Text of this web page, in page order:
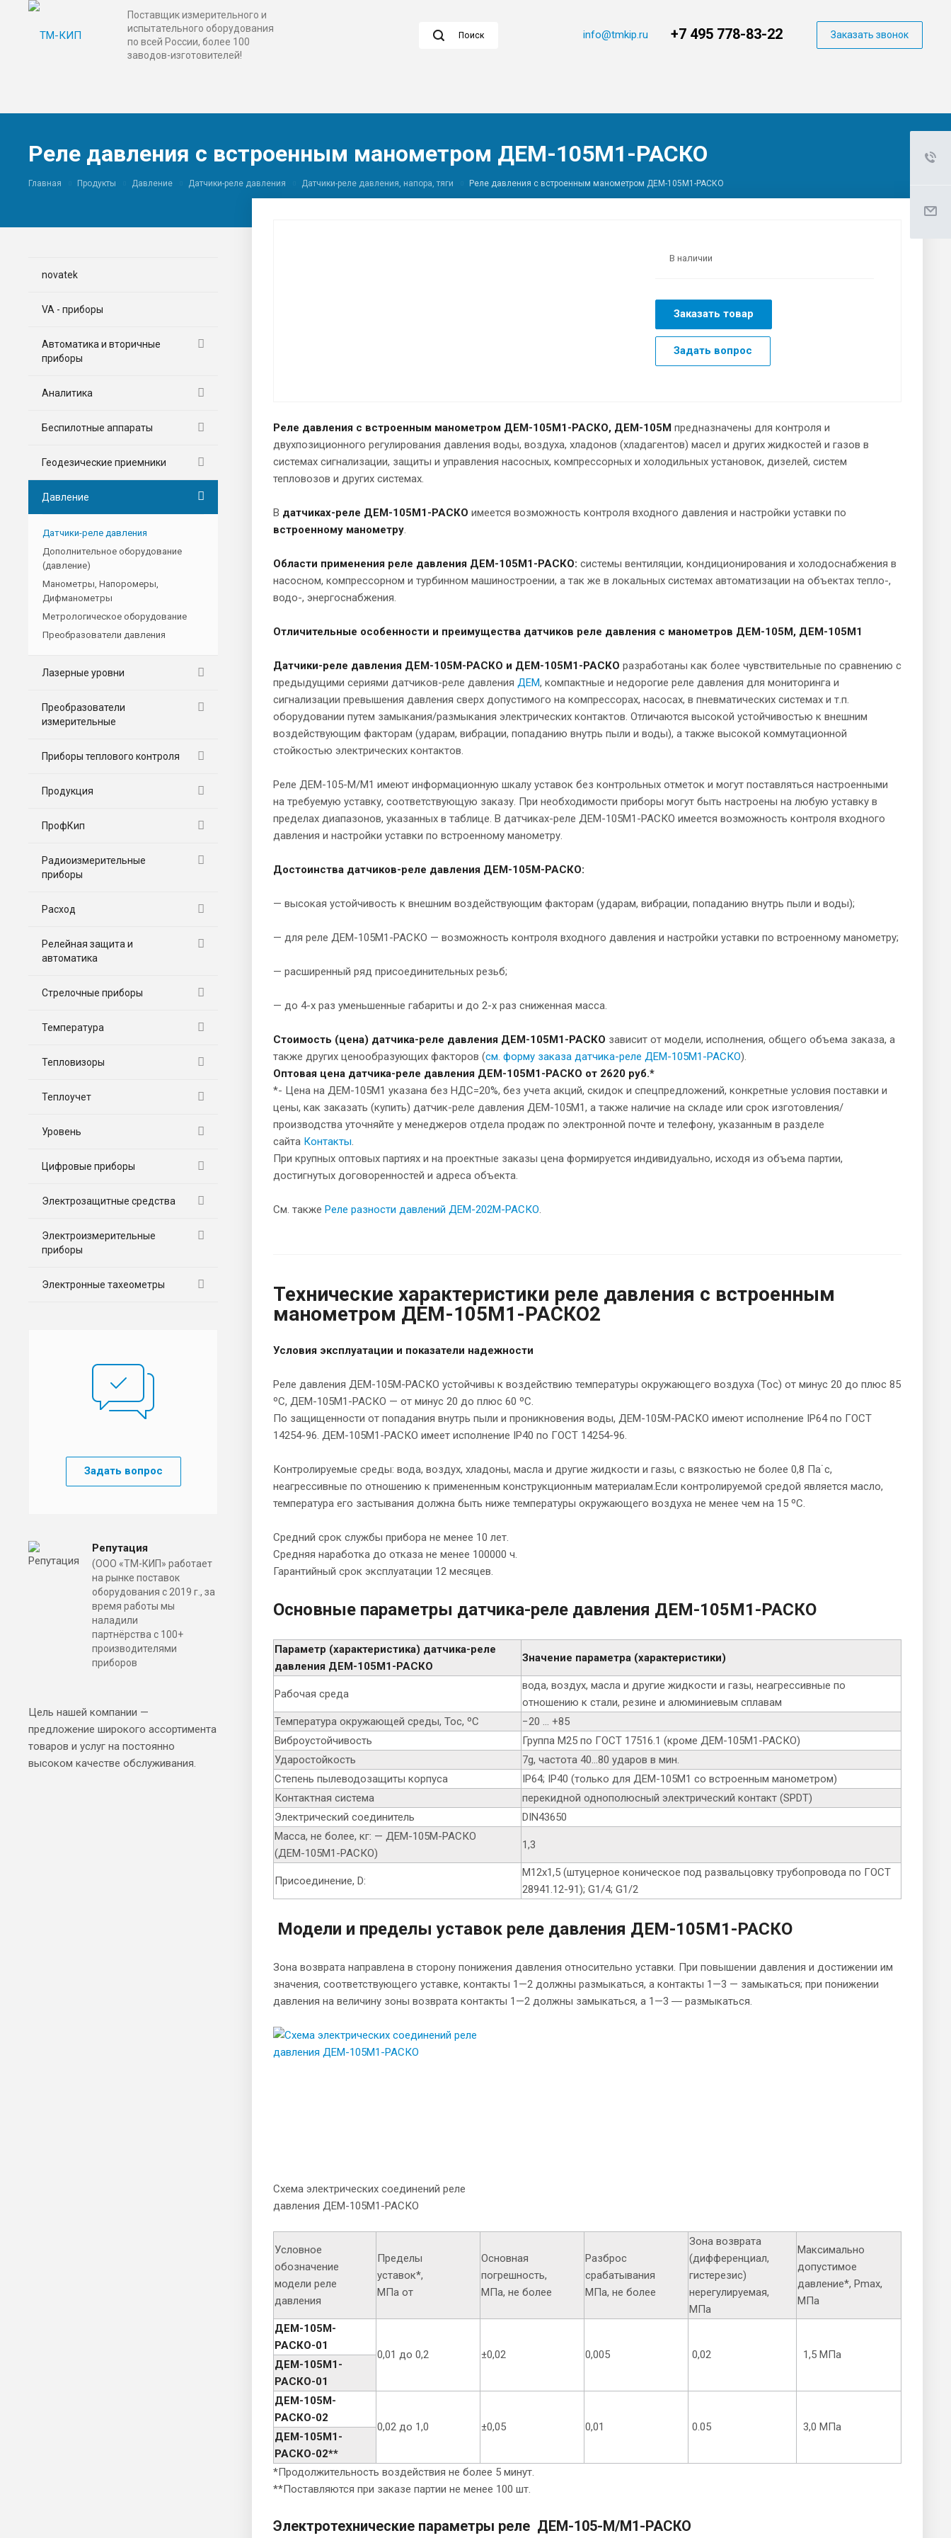
Поставщик измерительного и
испытательного оборудования
по всей России, более 100
заводов-изготовителей!
info@tmkip.ru +7 495 778-83-22 Заказать звонок
Поиск
Реле давления с встроенным манометром ДЕМ-105М1-РАСКО
Главная Продукты Давление Датчики-реле давления Датчики-реле давления, напора, тяги Реле давления с встроенным манометром ДЕМ-105М1-РАСКО
В наличии
Заказать товар
Задать вопрос
Реле давления с встроенным манометром ДЕМ-105М1-РАСКО, ДЕМ-105М предназначены для контроля и
двухпозиционного регулирования давления воды, воздуха, хладонов (хладагентов) масел и других жидкостей и газов в
системах сигнализации, защиты и управления насосных, компрессорных и холодильных установок, дизелей, систем
тепловозов и других системах.
В датчиках-реле ДЕМ-105М1-РАСКО имеется возможность контроля входного давления и настройки уставки по
встроенному манометру.
Области применения реле давления ДЕМ-105М1-РАСКО: системы вентиляции, кондиционирования и холодоснабжения в
насосном, компрессорном и турбинном машиностроении, а так же в локальных системах автоматизации на объектах тепло-,
водо-, энергоснабжения.
Отличительные особенности и преимущества датчиков реле давления с манометров ДЕМ-105М, ДЕМ-105М1
Датчики-реле давления ДЕМ-105М-РАСКО и ДЕМ-105М1-РАСКО разработаны как более чувствительные по сравнению с
предыдущими сериями датчиков-реле давления ДЕМ, компактные и недорогие реле давления для мониторинга и
сигнализации превышения давления сверх допустимого на компрессорах, насосах, в пневматических системах и т.п.
оборудовании путем замыкания/размыкания электрических контактов. Отличаются высокой устойчивостью к внешним
воздействующим факторам (ударам, вибрации, попаданию внутрь пыли и воды), а также высокой коммутационной
стойкостью электрических контактов.
Реле ДЕМ-105-М/М1 имеют информационную шкалу уставок без контрольных отметок и могут поставляться настроенными
на требуемую уставку, соответствующую заказу. При необходимости приборы могут быть настроены на любую уставку в
пределах диапазонов, указанных в таблице. В датчиках-реле ДЕМ-105М1-РАСКО имеется возможность контроля входного
давления и настройки уставки по встроенному манометру.
Достоинства датчиков-реле давления ДЕМ-105М-РАСКО:
— высокая устойчивость к внешним воздействующим факторам (ударам, вибрации, попаданию внутрь пыли и воды);
— для реле ДЕМ-105М1-РАСКО — возможность контроля входного давления и настройки уставки по встроенному манометру;
— расширенный ряд присоединительных резьб;
— до 4-х раз уменьшенные габариты и до 2-х раз сниженная масса.
Стоимость (цена) датчика-реле давления ДЕМ-105М1-РАСКО зависит от модели, исполнения, общего объема заказа, а
также других ценообразующих факторов (см. форму заказа датчика-реле ДЕМ-105М1-РАСКО).
Оптовая цена датчика-реле давления ДЕМ-105М1-РАСКО от 2620 руб.*
*- Цена на ДЕМ-105М1 указана без НДС=20%, без учета акций, скидок и спецпредложений, конкретные условия поставки и
цены, как заказать (купить) датчик-реле давления ДЕМ-105М1, а также наличие на складе или срок изготовления/
производства уточняйте у менеджеров отдела продаж по электронной почте и телефону, указанным в разделе
сайта Контакты.
При крупных оптовых партиях и на проектные заказы цена формируется индивидуально, исходя из объема партии,
достигнутых договоренностей и адреса объекта.
См. также Реле разности давлений ДЕМ-202М-РАСКО.
Технические характеристики реле давления с встроенным
манометром ДЕМ-105М1-РАСКО2
Условия эксплуатации и показатели надежности
Реле давления ДЕМ-105М-РАСКО устойчивы к воздействию температуры окружающего воздуха (Тос) от минус 20 до плюс 85
ºС, ДЕМ-105М1-РАСКО — от минус 20 до плюс 60 ºС.
По защищенности от попадания внутрь пыли и проникновения воды, ДЕМ-105М-РАСКО имеют исполнение IP64 по ГОСТ
14254-96. ДЕМ-105М1-РАСКО имеет исполнение IP40 по ГОСТ 14254-96.
Контролируемые среды: вода, воздух, хладоны, масла и другие жидкости и газы, с вязкостью не более 0,8 Па˙с,
неагрессивные по отношению к примененным конструкционным материалам.Если контролируемой средой является масло,
температура его застывания должна быть ниже температуры окружающего воздуха не менее чем на 15 ºС.
Средний срок службы прибора не менее 10 лет.
Средняя наработка до отказа не менее 100000 ч.
Гарантийный срок эксплуатации 12 месяцев.
Основные параметры датчика-реле давления ДЕМ-105М1-РАСКО
Параметр (характеристика) датчика-реле
давления ДЕМ-105М1-РАСКО
Значение параметра (характеристики)
Рабочая среда
вода, воздух, масла и другие жидкости и газы, неагрессивные по
отношению к стали, резине и алюминиевым сплавам
Температура окружающей среды, Тос, ºС
−20 … +85
Виброустойчивость
Группа М25 по ГОСТ 17516.1 (кроме ДЕМ-105М1-РАСКО)
Ударостойкость
7g, частота 40…80 ударов в мин.
Степень пылеводозащиты корпуса
IP64; IP40 (только для ДЕМ-105М1 со встроенным манометром)
Контактная система
перекидной однополюсный электрический контакт (SPDT)
Электрический соединитель
DIN43650
Масса, не более, кг: — ДЕМ-105М-РАСКО
(ДЕМ-105М1-РАСКО)
1,3
Присоединение, D:
М12х1,5 (штуцерное коническое под развальцовку трубопровода по ГОСТ
28941.12-91); G1/4; G1/2
Модели и пределы уставок реле давления ДЕМ-105М1-РАСКО
Зона возврата направлена в сторону понижения давления относительно уставки. При повышении давления и достижении им
значения, соответствующего уставке, контакты 1—2 должны размыкаться, а контакты 1—3 — замыкаться; при понижении
давления на величину зоны возврата контакты 1—2 должны замыкаться, а 1—3 ― размыкаться.
Схема электрических соединений реле
давления ДЕМ-105М1-РАСКО
Условное
обозначение
модели реле
давления
Пределы
уставок*,
МПа от
Основная
погрешность,
МПа, не более
Разброс
срабатывания
МПа, не более
Зона возврата
(дифференциал,
гистерезис)
нерегулируемая,
МПа
Максимально
допустимое
давление*, Рmax,
МПа
ДЕМ-105М-
РАСКО-01
0,01 до 0,2 ±0,02 0,005 0,02 1,5 МПа
ДЕМ-105М1-
РАСКО-01
ДЕМ-105М-
РАСКО-02
0,02 до 1,0 ±0,05 0,01 0.05 3,0 МПа
ДЕМ-105М1-
РАСКО-02**
*Продолжительность воздействия не более 5 минут.
**Поставляются при заказе партии не менее 100 шт.
Электротехнические параметры реле ДЕМ-105-М/М1-РАСКО
novatek
VA - приборы
Автоматика и вторичные
приборы
Аналитика
Беспилотные аппараты
Геодезические приемники
Давление
Датчики-реле давления
Дополнительное оборудование
(давление)
Манометры, Напоромеры,
Дифманометры
Метрологическое оборудование
Преобразователи давления
Лазерные уровни
Преобразователи
измерительные
Приборы теплового контроля
Продукция
ПрофКип
Радиоизмерительные
приборы
Расход
Релейная защита и
автоматика
Стрелочные приборы
Температура
Тепловизоры
Теплоучет
Уровень
Цифровые приборы
Электрозащитные средства
Электроизмерительные
приборы
Электронные тахеометры
Задать вопрос
Репутация
(ООО «ТМ-КИП» работает
на рынке поставок
оборудования с 2019 г., за
время работы мы
наладили
партнёрства с 100+
производителями
приборов
Цель нашей компании —
предложение широкого ассортимента
товаров и услуг на постоянно
высоком качестве обслуживания.